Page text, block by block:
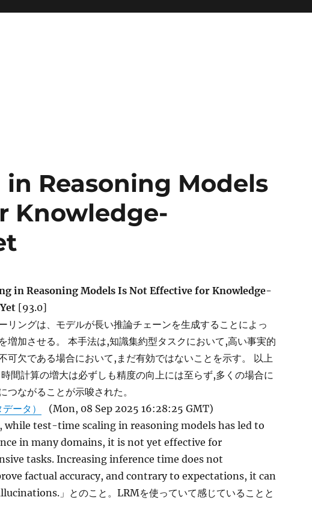
Reasoning Models
Knowledge-
in Reasoning Models Is Not Effective for Knowledge-
[93.0]
リングは、モデルが長い推論チェーンを生成することによっ
増加させる。 本手法は,知識集約型タスクにおいて,高い事実的
可欠である場合において,まだ有効ではないことを示す。 以上
間計算の増大は必ずしも精度の向上には至らず,多くの場合に
つながることが示唆された。
ータ）
(Mon, 08 Sep 2025 16:28:25 GMT)
while test-time scaling in reasoning models has led to
in many domains, it is not yet effective for
tasks. Increasing inference time does not
factual accuracy, and contrary to expectations, it can
」とのこと。LRMを使っていて感じていることと